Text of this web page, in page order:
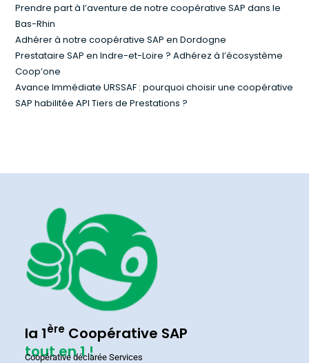
Prendre part à l’aventure de notre coopérative SAP dans le
Bas-Rhin
Adhérer à notre coopérative SAP en Dordogne
Prestataire SAP en Indre-et-Loire ? Adhérez à l’écosystème
Coop’one
Avance Immédiate URSSAF : pourquoi choisir une coopérative
SAP habilitée API Tiers de Prestations ?
la 1ère Coopérative SAP
tout en 1 !
Coopérative déclarée Services